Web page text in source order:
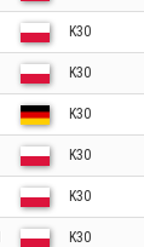
K30
K30
K30
K30
K30
K30